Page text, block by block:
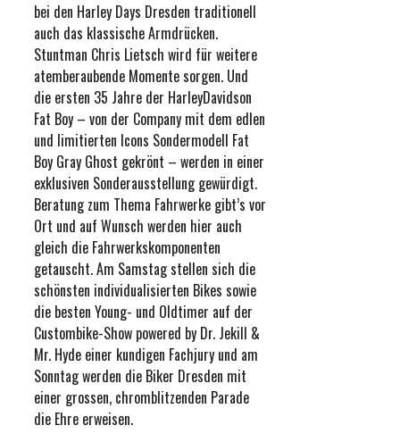
bei den Harley Days Dresden traditionell
auch das klassische Armdrücken.
Stuntman Chris Lietsch wird für weitere
atemberaubende Momente sorgen. Und
die ersten 35 Jahre der HarleyDavidson
Fat Boy – von der Company mit dem edlen
und limitierten Icons Sondermodell Fat
Boy Gray Ghost gekrönt – werden in einer
exklusiven Sonderausstellung gewürdigt.
Beratung zum Thema Fahrwerke gibt’s vor
Ort und auf Wunsch werden hier auch
gleich die Fahrwerkskomponenten
getauscht. Am Samstag stellen sich die
schönsten individualisierten Bikes sowie
die besten Young- und Oldtimer auf der
Custombike-Show powered by Dr. Jekill &
Mr. Hyde einer kundigen Fachjury und am
Sonntag werden die Biker Dresden mit
einer grossen, chromblitzenden Parade
die Ehre erweisen.